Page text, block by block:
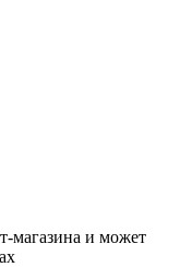
магазина и может